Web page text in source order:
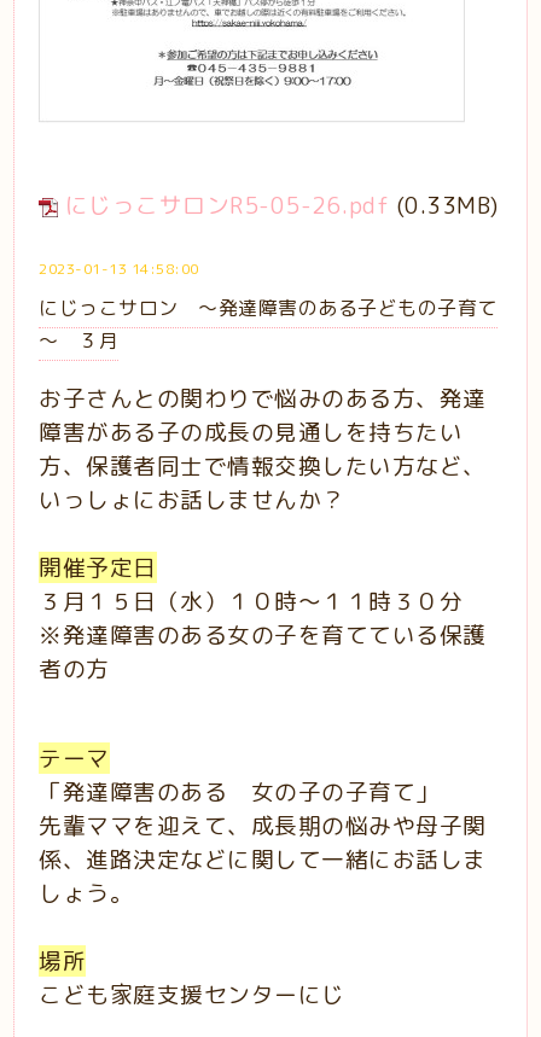
にじっこサロンR5-05-26.pdf (0.33MB)
2023-01-13 14:58:00
にじっこサロン ～発達障害のある子どもの子育て
～ ３月
お子さんとの関わりで悩みのある方、発達
障害がある子の成長の見通しを持ちたい
方、保護者同士で情報交換したい方など、
いっしょにお話しませんか？
開催予定日
３月１５日（水）１０時～１１時３０分
※発達障害のある女の子を育てている保護
者の方
テーマ
「発達障害のある 女の子の子育て」
先輩ママを迎えて、成長期の悩みや母子関
係、進路決定などに関して一緒にお話しま
しょう。
場所
こども家庭支援センターにじ